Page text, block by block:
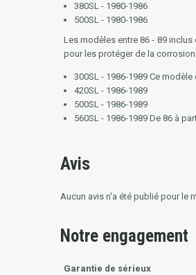
380SL - 1980-1986
500SL - 1980-1986
Les modèles entre 86 - 89
pour les protéger de la corrosion
300SL - 1986-1989 Ce
420SL - 1986-1989
500SL - 1986-1989
560SL - 1986-1989 De 86 à
Avis
Aucun avis n'a été publié pour le
Notre engagement
Garantie de sérieux